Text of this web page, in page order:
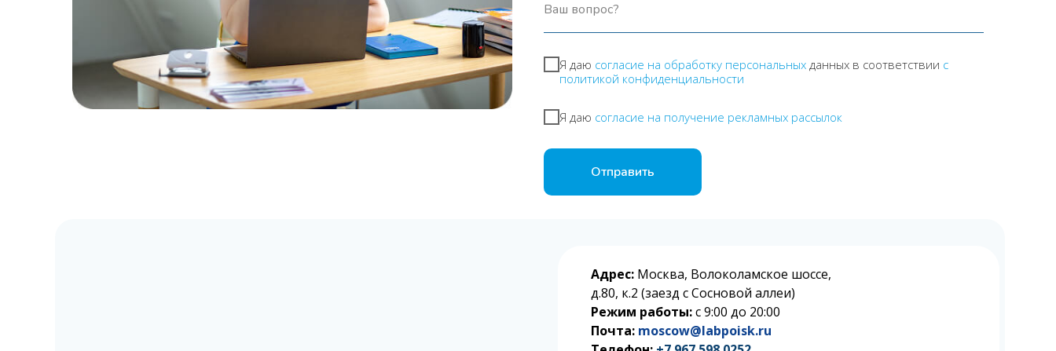
Ваш вопрос?
Я даю согласие на обработку персональных данных в соответствии с
политикой конфиденциальности
Я даю согласие на получение рекламных рассылок
Отправить
Адрес: Москва, Волоколамское шоссе,
д.80, к.2 (заезд с Сосновой аллеи)
Режим работы:с 9:00 до 20:00
Почта: moscow@labpoisk.ru